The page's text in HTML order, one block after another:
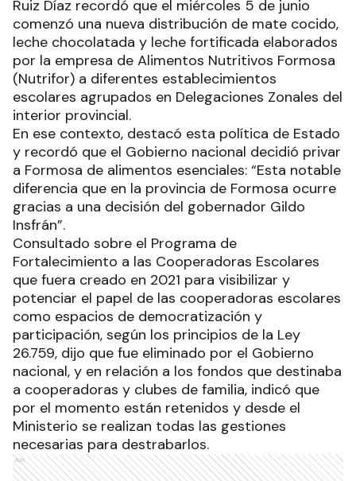
Ruiz Díaz recordó que el miércoles 5 de junio
comenzó una nueva distribución de mate cocido,
leche chocolatada y leche fortificada elaborados
por la empresa de Alimentos Nutritivos Formosa
(Nutrifor) a diferentes establecimientos
escolares agrupados en Delegaciones Zonales del
interior provincial.
En ese contexto, destacó esta política de Estado
y recordó que el Gobierno nacional decidió privar
a Formosa de alimentos esenciales: “Esta notable
diferencia que en la provincia de Formosa ocurre
gracias a una decisión del gobernador Gildo
Insfrán”.
Consultado sobre el Programa de
Fortalecimiento a las Cooperadoras Escolares
que fuera creado en 2021 para visibilizar y
potenciar el papel de las cooperadoras escolares
como espacios de democratización y
participación, según los principios de la Ley
26.759, dijo que fue eliminado por el Gobierno
nacional, y en relación a los fondos que destinaba
a cooperadoras y clubes de familia, indicó que
por el momento están retenidos y desde el
Ministerio se realizan todas las gestiones
necesarias para destrabarlos.
Ads